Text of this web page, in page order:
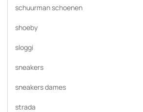
schuurman schoenen
shoeby
sloggi
sneakers
sneakers dames
strada